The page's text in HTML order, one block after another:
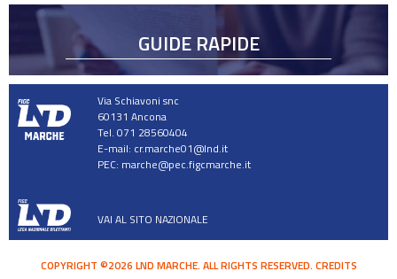
GUIDE RAPIDE
Via Schiavoni snc
60131 Ancona
Tel. 071 28560404
E-mail: cr.marche01@lnd.it
PEC: marche@pec.figcmarche.it
VAI AL SITO NAZIONALE
COPYRIGHT ©2026 LND MARCHE. ALL RIGHTS RESERVED. CREDITS